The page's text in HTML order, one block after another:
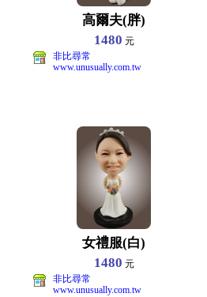
高爾夫(胖)
1480 元
非比尋常
www.unusually.com.tw
女禮服(白)
1480 元
非比尋常
www.unusually.com.tw